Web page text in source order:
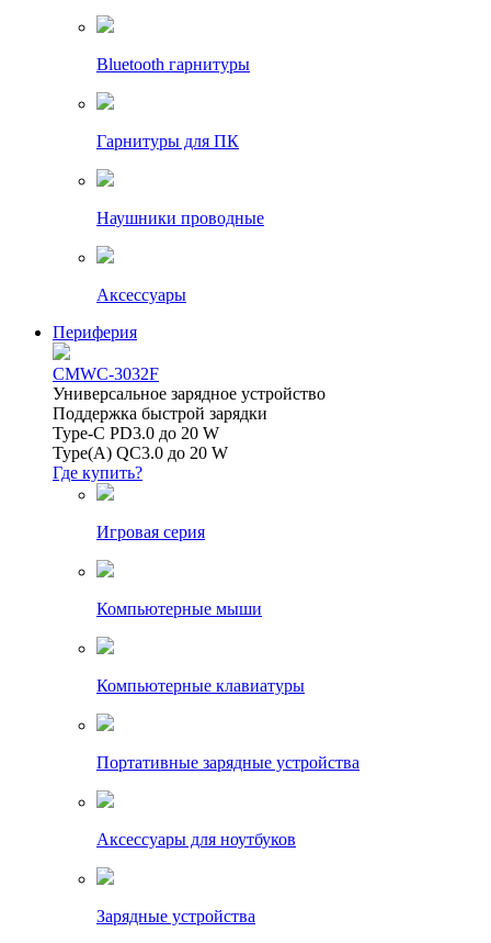
Bluetooth гарнитуры
Гарнитуры для ПК
Наушники проводные
Аксессуары
Периферия
CMWC-3032F
Универсальное зарядное устройство
Поддержка быстрой зарядки
Type-C PD3.0 до 20 W
Type(A) QC3.0 до 20 W
Где купить?
Игровая серия
Компьютерные мыши
Компьютерные клавиатуры
Портативные зарядные устройства
Аксессуары для ноутбуков
Зарядные устройства